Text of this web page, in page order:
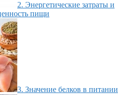
2. Энергетические затраты и
пищи
3. Значение белков в питании